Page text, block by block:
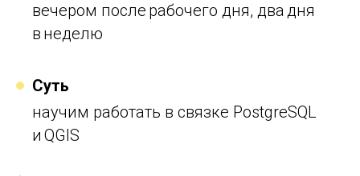
вечером после рабочего дня, два дня
в неделю
Суть
научим работать в связке PostgreSQL
и QGIS